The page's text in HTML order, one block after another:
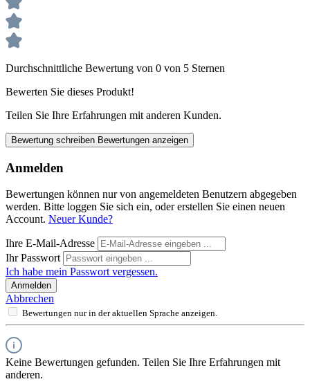
Durchschnittliche Bewertung von 0 von 5 Sternen
Bewerten Sie dieses Produkt!
Teilen Sie Ihre Erfahrungen mit anderen Kunden.
Bewertung schreiben Bewertungen anzeigen
Anmelden
Bewertungen können nur von angemeldeten Benutzern abgegeben
werden. Bitte loggen Sie sich ein, oder erstellen Sie einen neuen
Account. Neuer Kunde?
Ihre E-Mail-Adresse
Ihr Passwort
Ich habe mein Passwort vergessen.
Anmelden
Abbrechen
Bewertungen nur in der aktuellen Sprache anzeigen.
Keine Bewertungen gefunden. Teilen Sie Ihre Erfahrungen mit
anderen.